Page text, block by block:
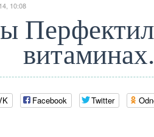
10:08
витаминах.
Facebook Twitter